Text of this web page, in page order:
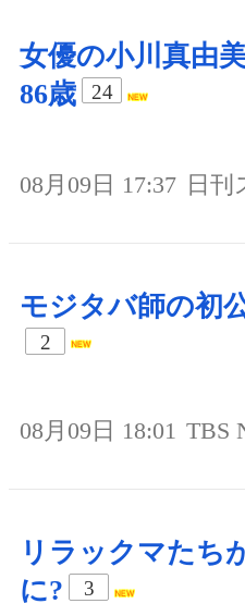
女優の小川真由
86歳
24
08月09日 17:37 日刊
モジタバ師の初
2
08月09日 18:01 TBS
リラックマたち
に?
3